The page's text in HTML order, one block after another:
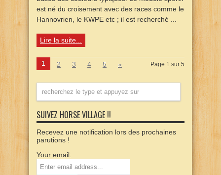
est né du croisement avec des races comme le
Hannovrien, le KWPE etc ; il est recherché ...
Lire la suite...
Page 1 sur 5
1 2 3 4 5 »
SUIVEZ HORSE VILLAGE !!
Recevez une notification lors des prochaines
parutions !
Your email: